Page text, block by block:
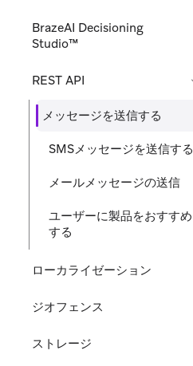
BrazeAI Decisioning
Studio™
REST API
メッセージを送信する
SMSメッセージを送信する
メールメッセージの送信
ユーザーに製品をおすすめ
する
ローカライゼーション
ジオフェンス
ストレージ